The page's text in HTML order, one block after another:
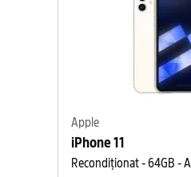
Apple
iPhone 11
Recondiționat - 64GB -